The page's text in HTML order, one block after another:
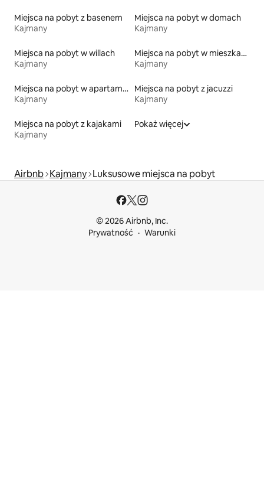
Miejsca na pobyt z basenem
Kajmany
Miejsca na pobyt w domach
Kajmany
Miejsca na pobyt w willach
Kajmany
Miejsca na pobyt w mieszkaniach typu condo
Kajmany
Miejsca na pobyt w apartamentach z obsługą
Kajmany
Miejsca na pobyt z jacuzzi
Kajmany
Miejsca na pobyt z kajakami
Kajmany
Pokaż więcej
Airbnb Kajmany Luksusowe miejsca na pobyt
© 2026 Airbnb, Inc.
Prywatność
Warunki